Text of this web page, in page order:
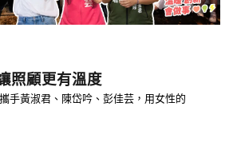
照顧更有溫度
手黃淑君、陳岱吟、彭佳芸，用女性的